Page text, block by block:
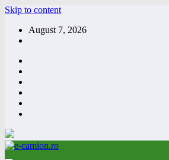
Skip to content
August 7, 2026